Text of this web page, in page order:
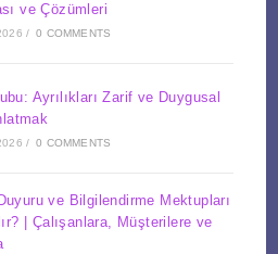
ve Çözümleri
/ 0 COMMENTS
Ayrılıkları Zarif ve Duygusal
/ 0 COMMENTS
ve Bilgilendirme Mektupları
| Çalışanlara, Müşterilere ve